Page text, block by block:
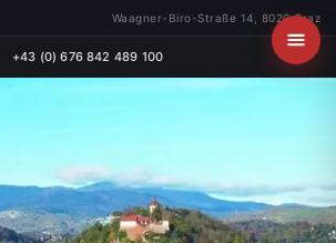
Waagner-Biro-Straße 14, 8020 Graz
+43 (0) 676 842 489 100